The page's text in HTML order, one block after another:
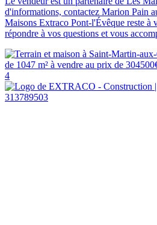
d'informations, contactez Marion Pain
Maisons Extraco Pont-l'Évêque reste à
répondre à vos questions et vous
4